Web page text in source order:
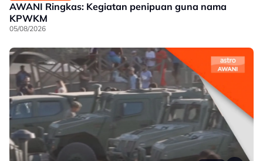
AWANI Ringkas: Kegiatan penipuan guna nama
KPWKM
05/08/2026